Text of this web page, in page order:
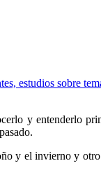
estudios sobre
y entenderlo
y el invierno y